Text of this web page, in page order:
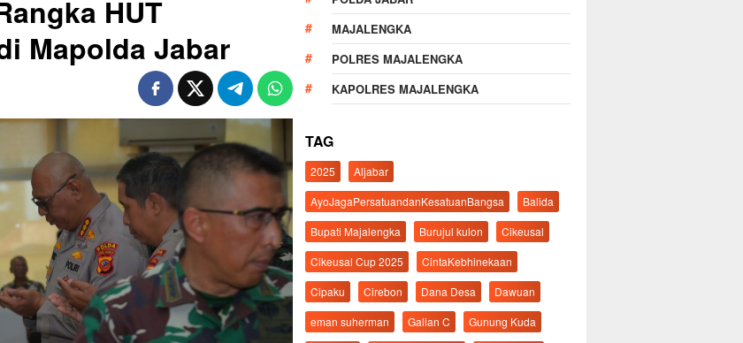
HUT
Mapolda Jabar
MAJALENGKA
POLRES MAJALENGKA
KAPOLRES MAJALENGKA
TAG
2025
Aljabar
AyoJagaPersatuandanKesatuanBangsa
Balida
Bupati Majalengka
Burujul kulon
Cikeusal
Cikeusal Cup 2025
CintaKebhinekaan
Cipaku
Cirebon Dana Desa
Dawuan
eman suherman
Galian C
Gunung Kuda